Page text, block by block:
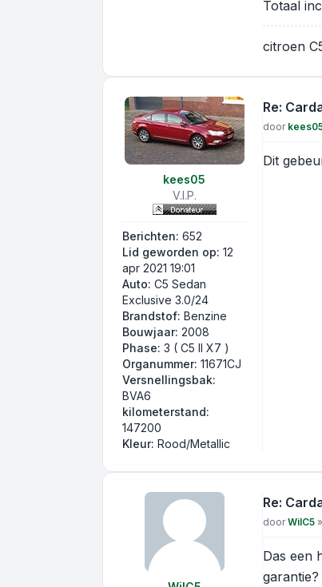
Totaal
citroen
kees05
V.I.P.
Berichten: 652
Lid geworden op: 12
apr 2021 19:01
Auto: C5 Sedan
Exclusive 3.0/24
Brandstof: Benzine
Bouwjaar: 2008
Phase: 3 ( C5 II X7 )
Organummer: 11671CJ
Versnellingsbak:
BVA6
kilometerstand:
147200
Kleur: Rood/Metallic
Re:
Bericht
door
Dit
Re:
Bericht
doorWilC5 »
Das een
garantie?